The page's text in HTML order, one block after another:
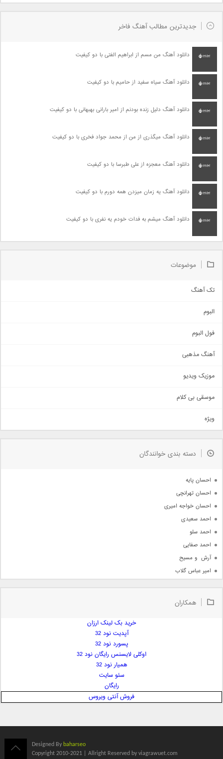
جدیدترین مطالب آهنگ فاخر
دانلود آهنگ من مسم از ابراهیم الفتی با دو کیفیت
دانلود آهنگ سیاه سفید از حامیم با دو کیفیت
دانلود آهنگ دلیل زنده بودنم از امیر بارانی بهبهانی با دو کیفیت
دانلود آهنگ میگذری از من از محمد جواد فخری با دو کیفیت
دانلود آهنگ معجزه از علی طبرسا با دو کیفیت
دانلود آهنگ یه زمان میزدن همه دورم با دو کیفیت
دانلود آهنگ میشم به فدات خودم یه نفری با دو کیفیت
موضوعات
تک آهنگ
اجتماعی
حماسی
سنتی
اهنگ بندرعباسی
دمو
مذهبی
جدیدترین ها
البوم
فول البوم
آهنگ مذهبی
موزیک ویدیو
موسقی بی کلام
ویژه
دسته بندی خوانندگان
احسان پایه
احسان تهرانچی
احسان خواجه امیری
احمد سعیدی
احمد سلو
احمد صفایی
آرش  و مسیح
امیر عباس گلاب
امیر علی
ایمان غلامی
بابک جهانبخش
همکاران
خرید بک لینک ارزان
آپدیت نود 32
پسورد نود 32
اوکلی لایسنس رایگان نود 32
همیار نود 32
سئو سایت
رایگان
فروش آنتی ویروس
Designed By baharseo
Copyright 2010-2021 | Allright Reserved by viagrawuet.com